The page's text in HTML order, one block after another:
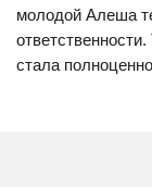
молодой Алеша
стала